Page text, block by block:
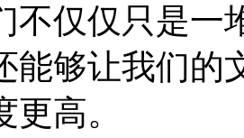
不仅仅只是一
能够让我们的
高。